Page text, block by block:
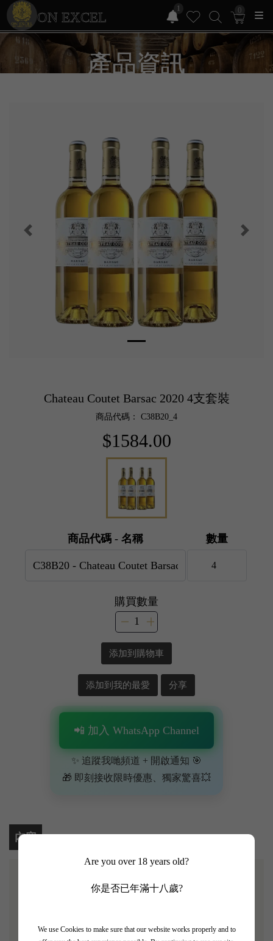
ON EXCEL
1 0
Are you over 18 years old?
你是否已年滿十八歲?
We use Cookies to make sure that our website works properly and to
產品資訊
Chateau Coutet Barsac 2020 4支套裝
商品代碼： C38B20_4
$1584.00
商品代碼 - 名稱 數量
購買數量
添加到購物車
添加到我的最愛 分享
📲 加入 WhatsApp Channel
✨ 追蹤我哋頻道 + 開啟通知 🎯
🎁 即刻接收限時優惠、獨家驚喜💥
內容
【Chateau Coutet Barsac 2020 4支套裝】
年，即將就任美國總統的托馬斯·傑斐遜 (Thomas